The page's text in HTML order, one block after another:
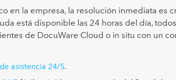
en la empresa, la resolución inmediata es
está disponible las 24 horas del día,
de DocuWare Cloud o in situ con un
asistencia 24/5.